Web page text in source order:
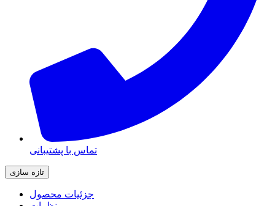
تماس با پشتیبانی
جزئیات محصول